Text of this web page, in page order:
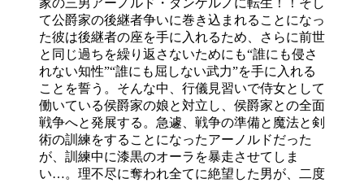
家の三男アーノルド・ダンケルノに転生！！そし
て公爵家の後継者争いに巻き込まれることになっ
た彼は後継者の座を手に入れるため、さらに前世
と同じ過ちを繰り返さないためにも“誰にも侵さ
れない知性”“誰にも屈しない武力”を手に入れる
ことを誓う。そんな中、行儀見習いで侍女として
働いている侯爵家の娘と対立し、侯爵家との全面
戦争へと発展する。急遽、戦争の準備と魔法と剣
術の訓練をすることになったアーノルドだった
が、訓練中に漆黒のオーラを暴走させてしま
い…。理不尽に奪われ全てに絶望した男が、二度